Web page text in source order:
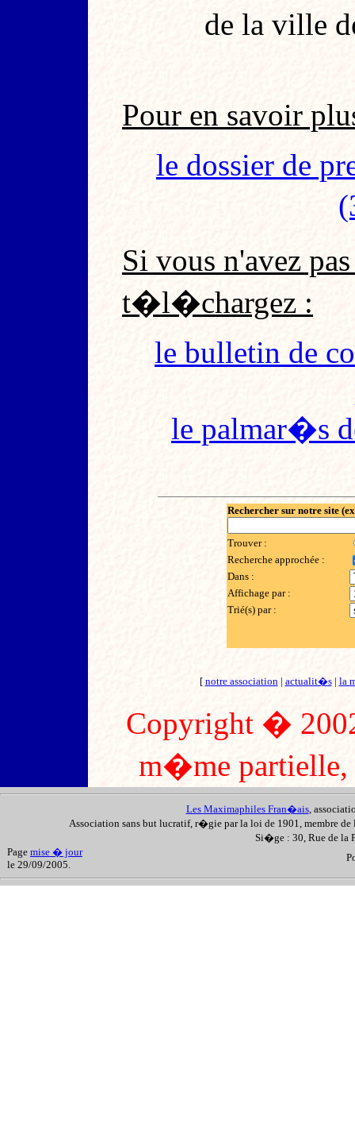
de la ville
Pour en savoir
le dossier de
Si vous n'avez
t�l�chargez :
le bulletin de
le palmar�s
Rechercher sur notre site
Trouver :
Recherche approchée :
Dans :
Affichage par :
Trié(s) par :
[ notre association| actualit�s| la
Copyright �
m�me partielle,
Les Maximaphiles Fran�ais,
Association sans but lucratif, r�gie par la loi de 1901, membre de
Si�ge : 30, Rue de la
Page mise � jour
le 29/09/2005.